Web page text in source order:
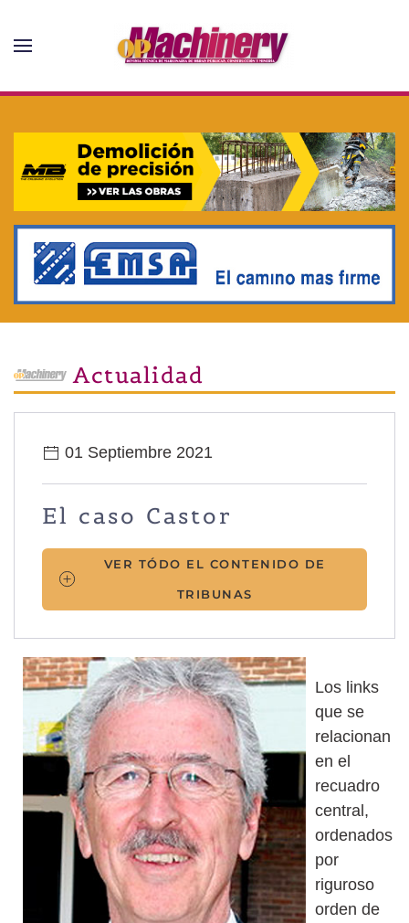
Skip to main content
Actualidad
01 Septiembre 2021
El caso Castor
VER TÓDO EL CONTENIDO DE
TRIBUNAS
Los links
que se
relacionan
en el
recuadro
central,
ordenados
por
riguroso
orden de